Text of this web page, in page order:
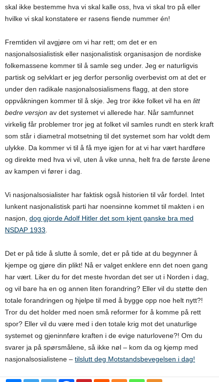
skal ikke bestemme hva vi skal kalle oss, hva vi skal tro på eller
hvilke vi skal konstatere er rasens fiende nummer én!
Fremtiden vil avgjøre om vi har rett; om det er en
nasjonalsosialistisk eller nasjonalistisk organisasjon de nordiske
folkemassene kommer til å samle seg under. Jeg er naturligvis
partisk og selvklart er jeg derfor personlig overbevist om at det er
under den radikale nasjonalsosialismens flagg, at den store
oppvåkningen kommer til å skje. Jeg tror ikke folket vil ha en litt
bedre versjon av det systemet vi allerede har. Når samfunnet
virkelig får problemer tror jeg at folket vil samles rundt en sterk kraft
som står i diametral motsetning til det systemet som har voldt dem
ulykke. Da kommer vi til å få mye igjen for at vi har vært hardføre
og direkte med hva vi vil, uten å vike unna, helt fra de første årene
av kampen vi fører i dag.
Vi nasjonalsosialister har faktisk også historien til vår fordel. Intet
lunkent nasjonalistisk parti har noensinne kommet til makten i en
nasjon, dog gjorde Adolf Hitler det som kjent ganske bra med
NSDAP 1933
Det er på tide å slutte å somle, det er på tide at du begynner å
kjempe og gjøre din plikt! Nå er valget enklere enn det noen gang
har vært. Liker du for det meste hvordan det ser ut i Norden i dag,
og vil bare ha en og annen liten forandring? Eller vil du støtte den
totale forandringen og hjelpe til med å bygge opp noe helt nytt?!
Tror du det holder med noen små reformer for å komme på rett
spor? Eller vil du være med i den totale krig mot det unaturlige
systemet og gjeninnføre kraften i de evige naturlovene?! Om du
svarer ja på spørsmålene, så ikke nøl – kom da og kjemp med
nasjonalsosialistene – tilslutt deg Motstandsbevegelsen i dag!